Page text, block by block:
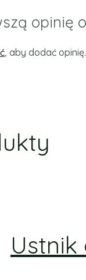
opinię
, aby dodać opinię.